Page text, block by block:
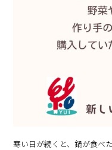
寒い日が続くと、鍋が食べ